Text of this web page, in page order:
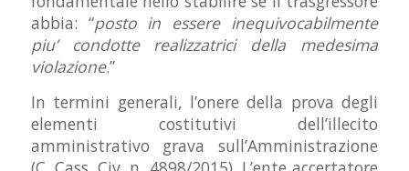
abbia: “posto in essere inequivocabilmente
piu’ condotte realizzatrici della medesima
violazione.”
In termini generali, l’onere della prova degli
elementi costitutivi dell’illecito
amministrativo grava sull’Amministrazione